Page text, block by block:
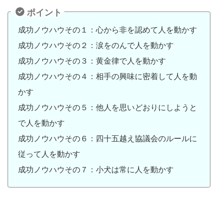
ポイント
成功ノウハウその１：心から非を認めて人を動かす
成功ノウハウその２：涙をのんで人を動かす
成功ノウハウその３：黄金律で人を動かす
成功ノウハウその４：相手の興味に密着して人を動
かす
成功ノウハウその５：他人を思いどおりにしようと
で人を動かす
成功ノウハウその６：四十五越え協議会のルールに
従って人を動かす
成功ノウハウその７：小犬は常に人を動かす